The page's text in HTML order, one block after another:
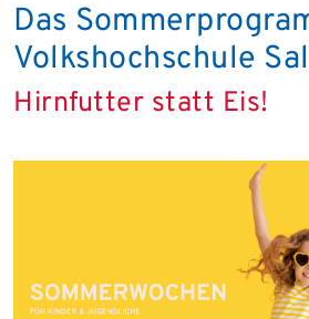
Das
Volkshochschule
Hirnfutter statt Eis!